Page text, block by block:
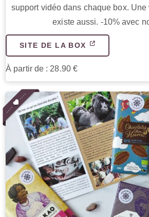
support vidéo dans chaque box.
existe aussi. -10% avec
SITE DE LA BOX
À partir de : 28.90 €